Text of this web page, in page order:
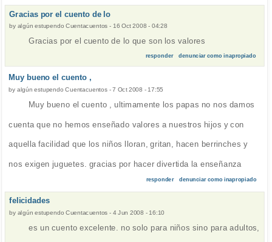
Gracias por el cuento de lo
by algún estupendo Cuentacuentos - 16 Oct 2008 - 04:28
Gracias por el cuento de lo que son los valores
responder denunciar como inapropiado
Muy bueno el cuento ,
by algún estupendo Cuentacuentos-7 Oct 2008 - 17:55
Muy bueno el cuento , ultimamente los papas no nos damos
cuenta que no hemos enseñado valores a nuestros hijos y con
aquella facilidad que los niños lloran, gritan, hacen berrinches y
nos exigen juguetes. gracias por hacer divertida la enseñanza
responder denunciar como inapropiado
felicidades
by algún estupendo Cuentacuentos - 4 Jun 2008 - 16:10
es un cuento excelente. no solo para niños sino para adultos,